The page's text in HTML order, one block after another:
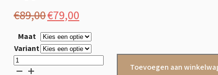
€89,00Oorspronkelijke
prijs
was:
€89,00.
€79,00
prijs
is:
€79,00.
Maat
Variant
Hondenhalsband
Torino
Toevoegen aan